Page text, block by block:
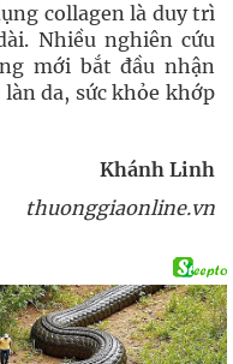
collagen là duy trì
Nhiều nghiên cứu
mới bắt đầu nhận
da, sức khỏe khớp
Khánh Linh
thuonggiaonline.vn